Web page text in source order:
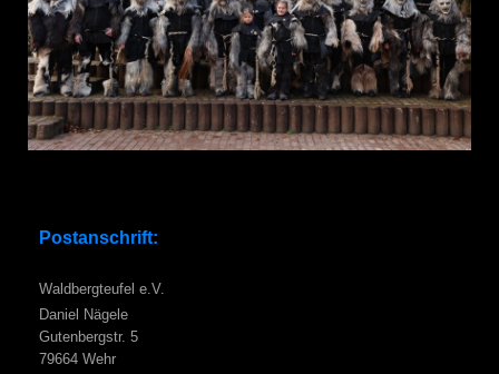
Postanschrift:
Waldbergteufel e.V.
Daniel Nägele
Gutenbergstr. 5
79664 Wehr